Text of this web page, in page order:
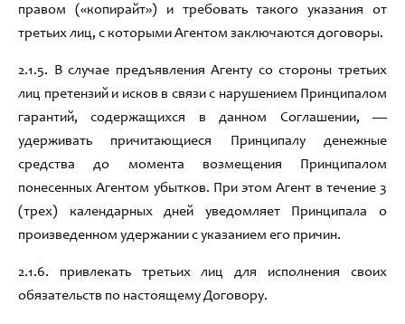
правом («копирайт») и требовать такого указания от
третьихлиц, с которыми Агентом заключаются договоры.
2.1.5. В случае предъявления Агенту со стороны третьих
лиц претензий и исков в связи с нарушением Принципалом
гарантий,содержащихся в данном Соглашении,—
удерживать причитающиеся Принципалу денежные
средства
до момента возмещения Принципалом
понесенных Агентом убытков. При этом Агент в течение 3
(трех)
календарных дней уведомляет Принципала о
произведенном удержании с указанием его причин.
2.1.6. привлекать третьих лиц для исполнения своих
обязательств по настоящему Договору.